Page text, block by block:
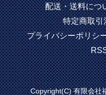
配送・送料につ
特定商取引
プライバシーポリシ
Copyright(C) 有限会社